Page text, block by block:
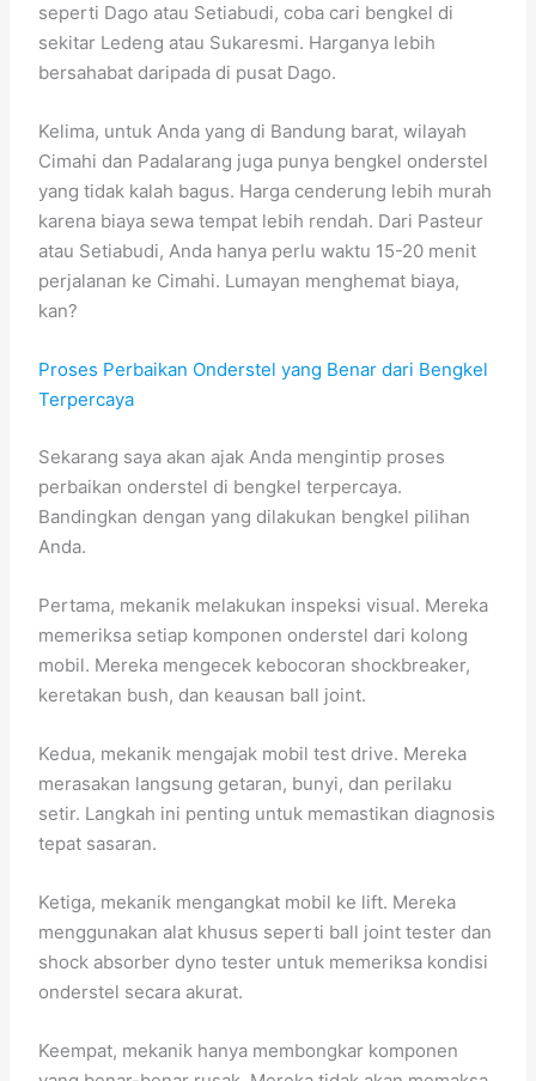
seperti Dago atau Setiabudi, coba cari bengkel di
sekitar Ledeng atau Sukaresmi. Harganya lebih
bersahabat daripada di pusat Dago.
Kelima, untuk Anda yang di Bandung barat, wilayah
Cimahi dan Padalarang juga punya bengkel onderstel
yang tidak kalah bagus. Harga cenderung lebih murah
karena biaya sewa tempat lebih rendah. Dari Pasteur
atau Setiabudi, Anda hanya perlu waktu 15-20 menit
perjalanan ke Cimahi. Lumayan menghemat biaya,
kan?
Proses Perbaikan Onderstel yang Benar dari Bengkel
Terpercaya
Sekarang saya akan ajak Anda mengintip proses
perbaikan onderstel di bengkel terpercaya.
Bandingkan dengan yang dilakukan bengkel pilihan
Anda.
Pertama, mekanik melakukan inspeksi visual. Mereka
memeriksa setiap komponen onderstel dari kolong
mobil. Mereka mengecek kebocoran shockbreaker,
keretakan bush, dan keausan ball joint.
Kedua, mekanik mengajak mobil test drive. Mereka
merasakan langsung getaran, bunyi, dan perilaku
setir. Langkah ini penting untuk memastikan diagnosis
tepat sasaran.
Ketiga, mekanik mengangkat mobil ke lift. Mereka
menggunakan alat khusus seperti ball joint tester dan
shock absorber dyno tester untuk memeriksa kondisi
onderstel secara akurat.
Keempat, mekanik hanya membongkar komponen